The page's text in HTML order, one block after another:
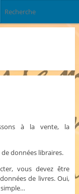
à la vente, la
données libraires.
vous devez être
de livres. Oui,
simple…